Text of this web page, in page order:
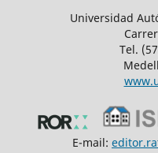
Universidad
Tel.
E-mail: